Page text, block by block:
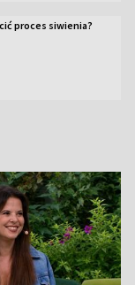
proces siwienia?